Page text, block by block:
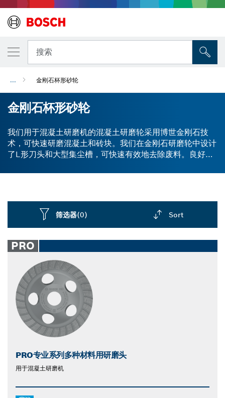
搜索
... 金刚石杯形砂轮
金刚石杯形砂轮
我们用于混凝土研磨机的混凝土研磨轮采用博世金刚石技
术，可快速研磨混凝土和砖块。我们在金刚石研磨轮中设计
了L形刀头和大型集尘槽，可快速有效地去除废料。良好平
具。金刚石磨料研磨头可快速有效地去除多余材料。我们的
筛选器(0) Sort
closed
PRO
PRO专业系列多种材料用研磨头
用于混凝土研磨机